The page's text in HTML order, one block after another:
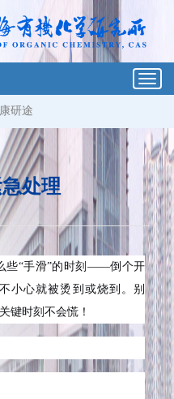
研途
处理
些“手滑”的时刻——倒个开
小心就被烫到或烧到。别
键时刻不会慌！